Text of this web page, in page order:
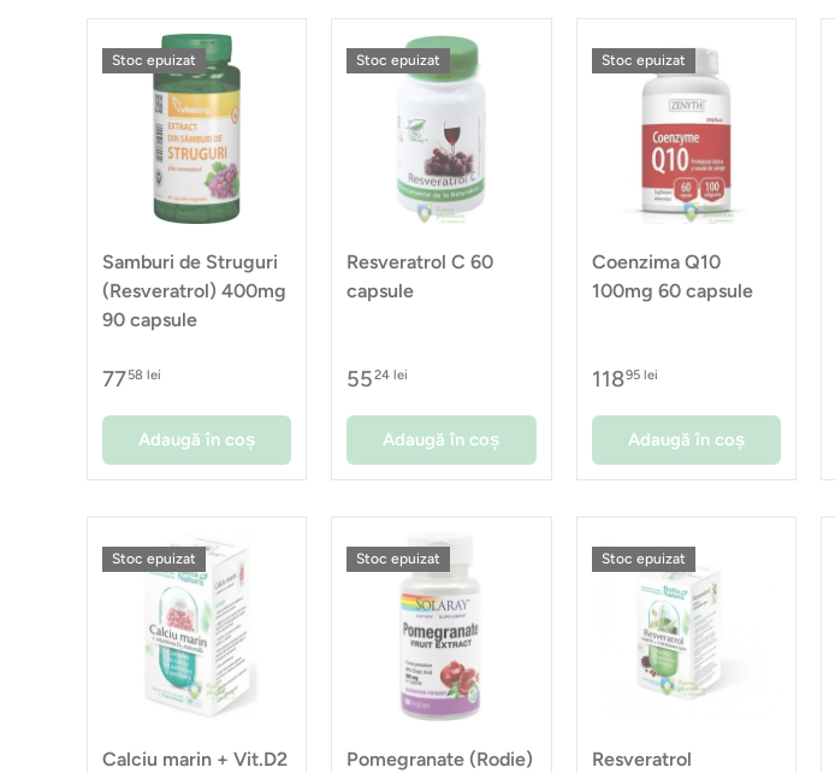
Stoc epuizat
Samburi de Struguri
(Resveratrol) 400mg
90 capsule
7758 lei
Adaugă în coș
Stoc epuizat
Resveratrol C 60
capsule
5524 lei
Adaugă în coș
Stoc epuizat
Coenzima Q10
100mg 60 capsule
11895 lei
Adaugă în coș
Stoc epuizat
Calciu marin + Vit.D2
Stoc epuizat
Pomegranate (Rodie)
Stoc epuizat
Resveratrol